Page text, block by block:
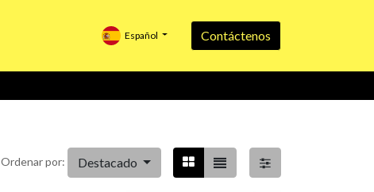
Español Contáctenos
Ordenar por: Destacado